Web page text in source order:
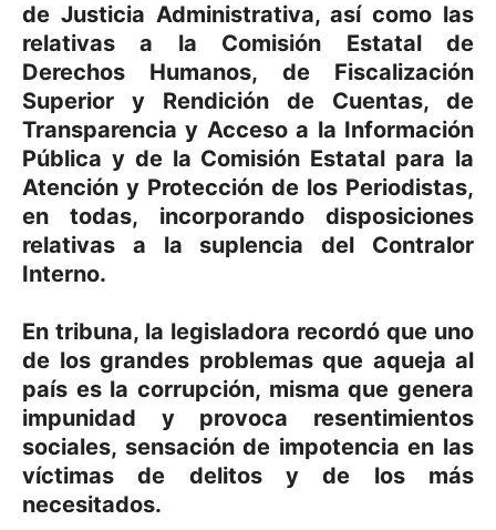
de Justicia Administrativa, así como las
relativas a la Comisión Estatal de
Derechos Humanos, de Fiscalización
Superior y Rendición de Cuentas, de
Transparencia y Acceso a la Información
Pública y de la Comisión Estatal para la
Atención y Protección de los Periodistas,
en todas, incorporando disposiciones
relativas a la suplencia del Contralor
Interno.
En tribuna, la legisladora recordó que uno
de los grandes problemas que aqueja al
país es la corrupción, misma que genera
impunidad y provoca resentimientos
sociales, sensación de impotencia en las
víctimas de delitos y de los más
necesitados.